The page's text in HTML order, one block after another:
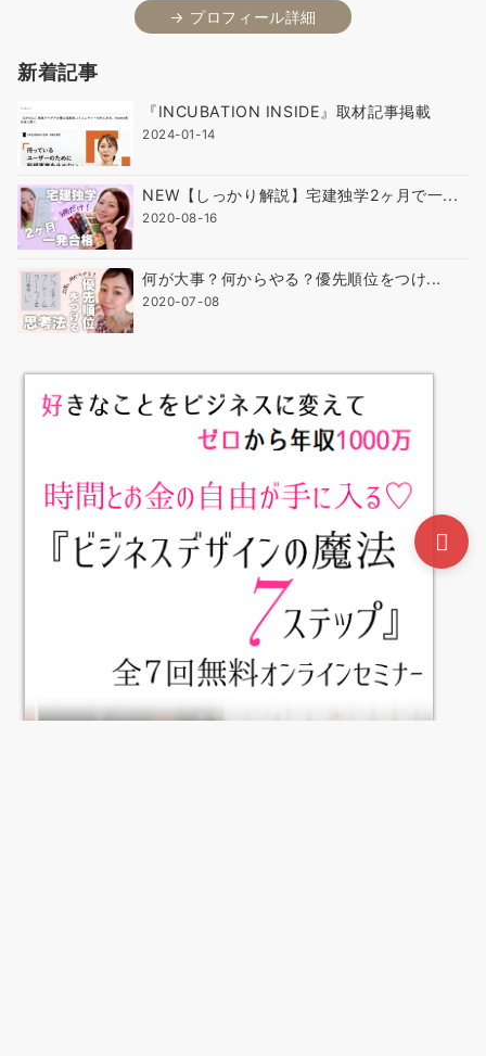
→ プロフィール詳細
新着記事
『INCUBATION INSIDE』取材記事掲載
2024-01-14
NEW【しっかり解説】宅建独学2ヶ月で一...
2020-08-16
何が大事？何からやる？優先順位をつけ...
2020-07-08